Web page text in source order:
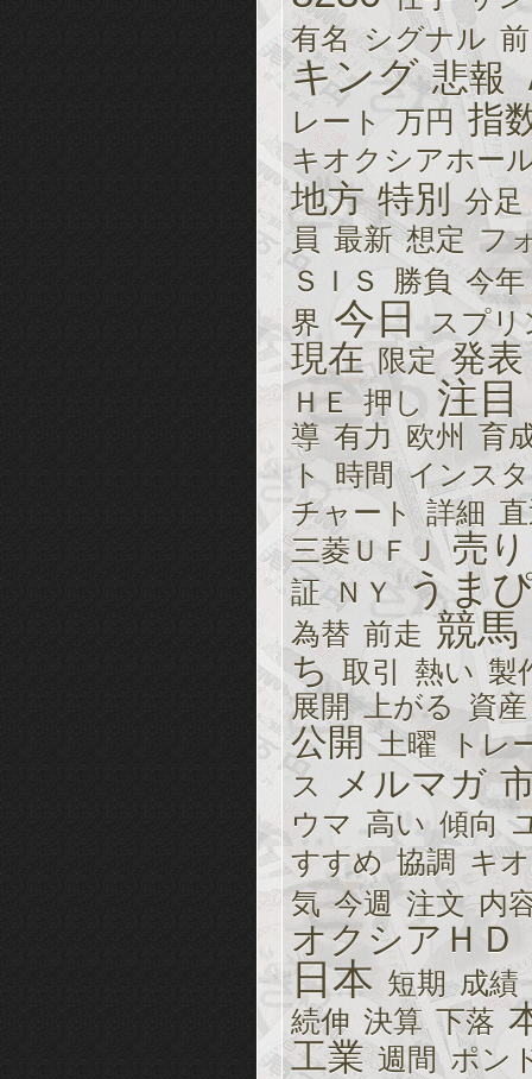
有名 シグナル
キング 悲報
レート 万円 指
キオクシアホー
地方 特別
分足
員 最新 想定 フ
ＳＩＳ
勝負 今年
界 今日 スプリ
現在 限定 発表
ＨＥ 押し 注目
導 有力 欧州 育
ト
時間 インスタ
チャート 詳細
三菱ＵＦＪ 売り
証 ＮＹ うま
為替 前走 競馬
ち 取引 熱い 製
展開 上がる 資産
公開 土曜
トレ
ス
メルマガ
ウマ 高い 傾向
すすめ 協調 キ
気 今週 注文 内
オクシアＨＤ
日本 短期 成績
続伸 決算 下落
工業 週間 ポン